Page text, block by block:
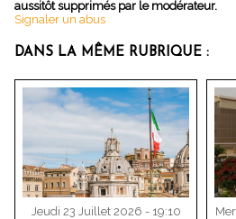
aussitôt supprimés par le modérateur.
Signaler un abus
DANS LA MÊME RUBRIQUE :
Jeudi 23 Juillet 2026 - 19:10